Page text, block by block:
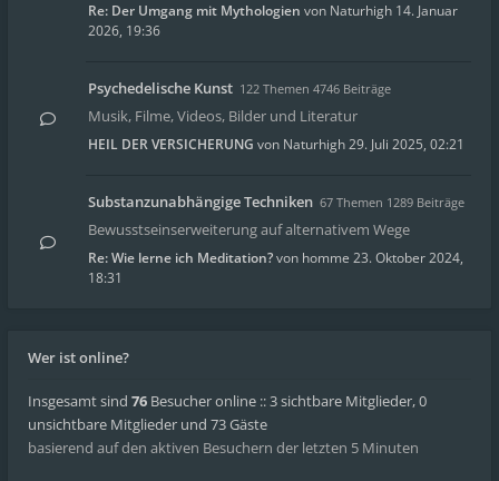
Re: Der Umgang mit Mythologien von Naturhigh 14. Januar
2026, 19:36
Psychedelische Kunst 122 Themen 4746 Beiträge
Musik, Filme, Videos, Bilder und Literatur
HEIL DER VERSICHERUNG von Naturhigh29. Juli 2025, 02:21
Substanzunabhängige Techniken 67 Themen 1289 Beiträge
Bewusstseinserweiterung auf alternativem Wege
Re: Wie lerne ich Meditation?von homme 23. Oktober 2024,
18:31
Wer ist online?
Insgesamt sind 76 Besucher online :: 3 sichtbare Mitglieder, 0
unsichtbare Mitglieder und 73 Gäste
basierend auf den aktiven Besuchern der letzten 5 Minuten